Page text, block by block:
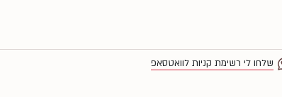
שלחו לי רשימת קניות לוואטסאפ